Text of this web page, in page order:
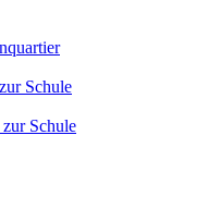
Schule
Schule